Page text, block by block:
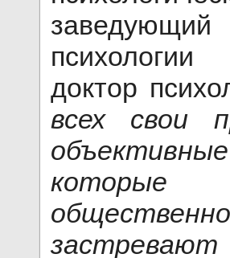
доктор
всех свои